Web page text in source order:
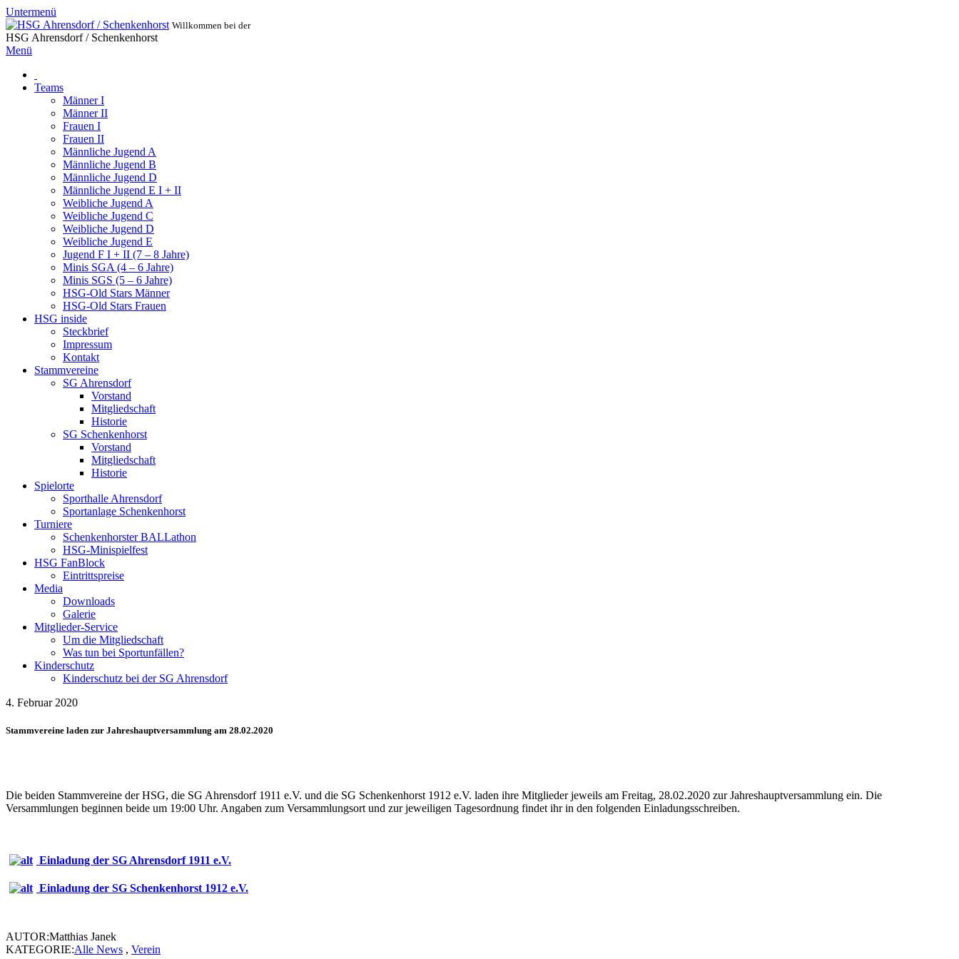
Untermenü
Willkommen bei der
HSG Ahrensdorf / Schenkenhorst
Menü
Teams
Männer I
Männer II
Frauen I
Frauen II
Männliche Jugend A
Männliche Jugend B
Männliche Jugend D
Männliche Jugend E I + II
Weibliche Jugend A
Weibliche Jugend C
Weibliche Jugend D
Weibliche Jugend E
Jugend F I + II (7 – 8 Jahre)
Minis SGA (4 – 6 Jahre)
Minis SGS (5 – 6 Jahre)
HSG-Old Stars Männer
HSG-Old Stars Frauen
HSG inside
Steckbrief
Impressum
Kontakt
Stammvereine
SG Ahrensdorf
Vorstand
Mitgliedschaft
Historie
SG Schenkenhorst
Vorstand
Mitgliedschaft
Historie
Spielorte
Sporthalle Ahrensdorf
Sportanlage Schenkenhorst
Turniere
Schenkenhorster BALLathon
HSG-Minispielfest
HSG FanBlock
Eintrittspreise
Media
Downloads
Galerie
Mitglieder-Service
Um die Mitgliedschaft
Was tun bei Sportunfällen?
Kinderschutz
Kinderschutz bei der SG Ahrensdorf
4. Februar 2020
Stammvereine laden zur Jahreshauptversammlung am 28.02.2020
Die beiden Stammvereine der HSG, die SG Ahrensdorf 1911 e.V. und die SG Schenkenhorst 1912 e.V. laden ihre Mitglieder jeweils am Freitag, 28.02.2020 zur Jahreshauptversammlung ein. Die
Versammlungen beginnen beide um 19:00 Uhr. Angaben zum Versammlungsort und zur jeweiligen Tagesordnung findet ihr in den folgenden Einladungsschreiben.
Einladung der SG Ahrensdorf 1911 e.V.
Einladung der SG Schenkenhorst 1912 e.V.
AUTOR:Matthias Janek
KATEGORIE:Alle News , Verein